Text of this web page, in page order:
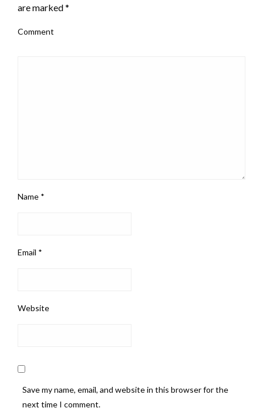
are marked*
Comment
Name *
Email *
Website
Save my name, email, and website in this browser for the
next time I comment.